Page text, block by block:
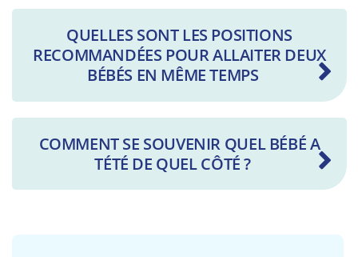
QUELLES SONT LES POSITIONS
RECOMMANDÉES POUR ALLAITER DEUX
BÉBÉS EN MÊME TEMPS
COMMENT SE SOUVENIR QUEL BÉBÉ A
TÉTÉ DE QUEL CÔTÉ ?